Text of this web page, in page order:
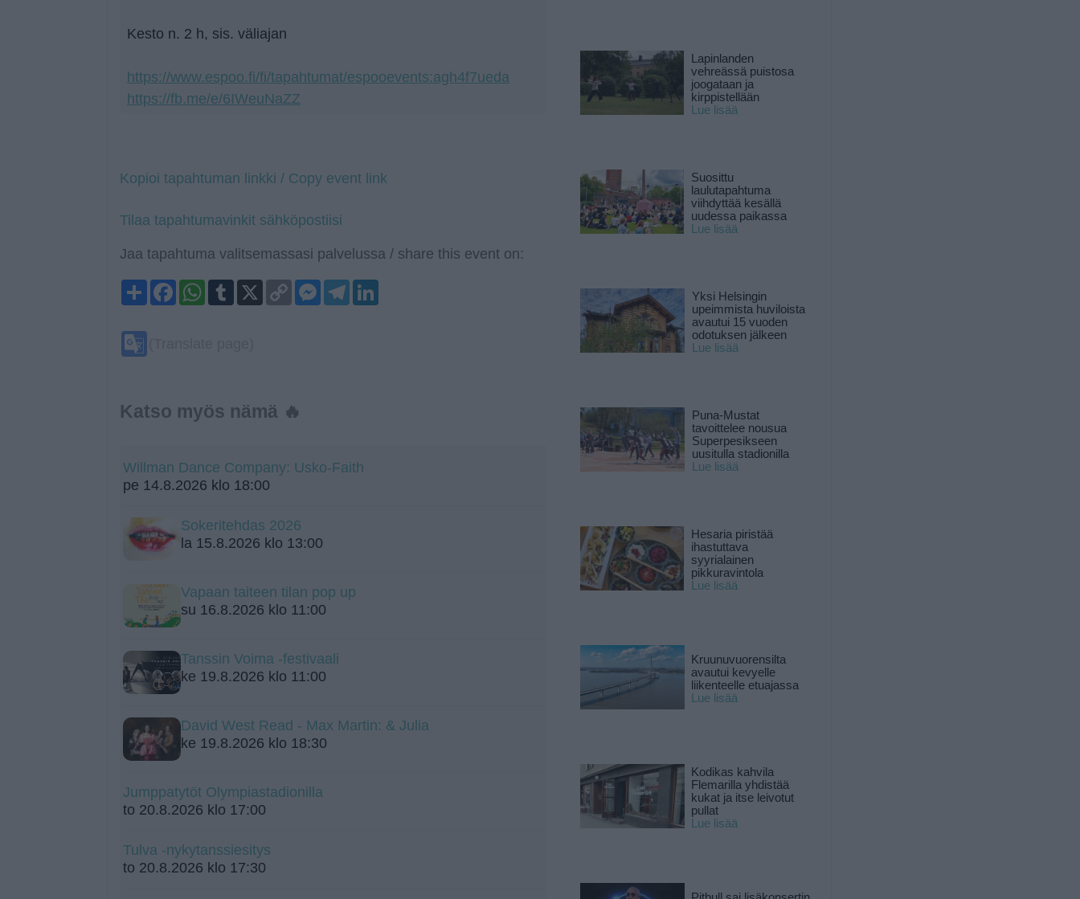
Kesto n. 2 h, sis. väliajan
https://www.espoo.fi/fi/tapahtumat/espooevents:agh4f7ueda
https://fb.me/e/6IWeuNaZZ
Kopioi tapahtuman linkki / Copy event link
Tilaa tapahtumavinkit sähköpostiisi
Jaa tapahtuma valitsemassasi palvelussa / share this event on:
ShareFacebook
WhatsApp
Tumblr
Copy
Link
Messenger
Telegram
Katso myös nämä 🔥
Willman Dance Company: Usko-Faith
pe 14.8.2026 klo 18:00
Sokeritehdas 2026
la 15.8.2026 klo 13:00
Vapaan taiteen tilan pop up
su 16.8.2026 klo 11:00
Tanssin Voima -festivaali
ke 19.8.2026 klo 11:00
David West Read - Max Martin: & Julia
ke 19.8.2026 klo 18:30
Jumppatytöt Olympiastadionilla
to 20.8.2026 klo 17:00
Tulva -nykytanssiesitys
to 20.8.2026 klo 17:30
Lapinlanden
vehreässä puistosa
joogataan ja
kirppistellään
Lue lisää
Suosittu
laulutapahtuma
viihdyttää kesällä
uudessa paikassa
Lue lisää
Yksi Helsingin
upeimmista huviloista
avautui 15 vuoden
odotuksen jälkeen
Lue lisää
Puna-Mustat
tavoittelee nousua
Superpesikseen
uusitulla stadionilla
Lue lisää
Hesaria piristää
ihastuttava
syyrialainen
pikkuravintola
Lue lisää
Kruunuvuorensilta
avautui kevyelle
liikenteelle etuajassa
Lue lisää
Kodikas kahvila
Flemarilla yhdistää
kukat ja itse leivotut
pullat
Lue lisää